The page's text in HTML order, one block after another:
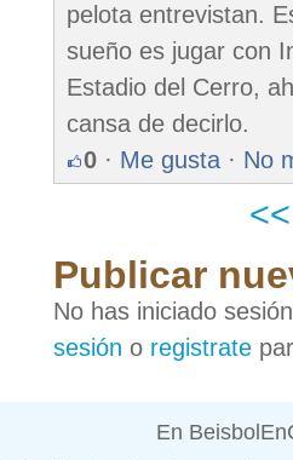
pelota entrevistan.
sueño es jugar con
Estadio del Cerro,
cansa de decirlo.
0 · Me gusta · No
Publicar
No has iniciado
sesión o registrate
En